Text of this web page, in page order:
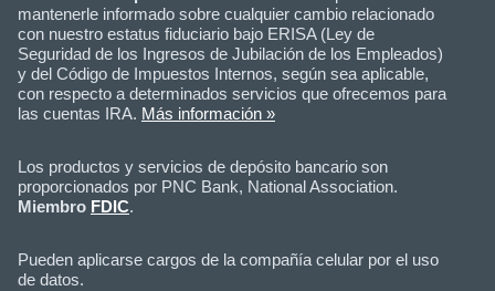
mantenerle informado sobre cualquier cambio relacionado
con nuestro estatus fiduciario bajo ERISA (Ley de
Seguridad de los Ingresos de Jubilación de los Empleados)
y del Código de Impuestos Internos, según sea aplicable,
con respecto a determinados servicios que ofrecemos para
las cuentas IRA. Más información »
Los productos y servicios de depósito bancario son
proporcionados por PNC Bank, National Association.
Miembro FDIC.
Pueden aplicarse cargos de la compañía celular por el uso
de datos.